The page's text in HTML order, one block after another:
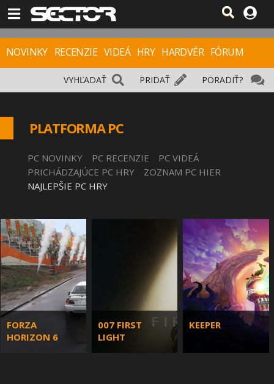
NOVINKY RECENZIE VIDEÁ HRY HARDVÉR FÓRUM
PORADIŤ?
PRIDAŤ
VYHĽADAŤ
PLATFORMA PC
PC NOVINKY PC RECENZIE
PC VIDEÁ
PRICHÁDZAJÚCE PC HRY
ZOZNAM PC HIER
NAJLEPŠIE PC HRY
FORZA
HORIZON 6
007 FIRST
LIGHT
KEEPER